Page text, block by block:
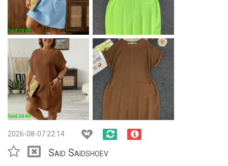
2026-08-07 22:14
Said Saidshoev